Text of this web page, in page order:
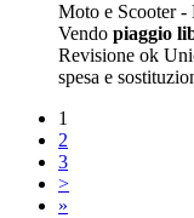
Moto e Scooter-
Vendo piaggio
Revisione ok
spesa e
1
2
3
>
»